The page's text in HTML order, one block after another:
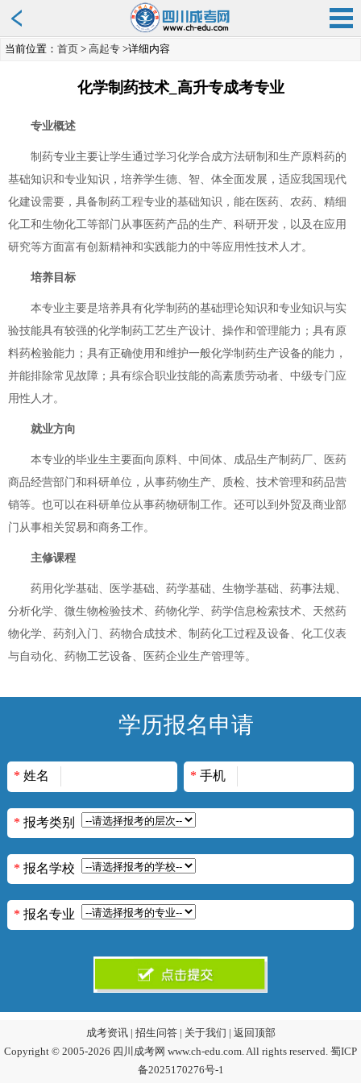
当前位置： 首页 > 高起专 >详细内容
化学制药技术_高升专成考专业
专业概述
制药专业主要让学生通过学习化学合成方法研制和生产原料药的
基础知识和专业知识，培养学生德、智、体全面发展，适应我国现代
化建设需要，具备制药工程专业的基础知识，能在医药、农药、精细
化工和生物化工等部门从事医药产品的生产、科研开发，以及在应用
研究等方面富有创新精神和实践能力的中等应用性技术人才。
培养目标
本专业主要是培养具有化学制药的基础理论知识和专业知识与实
验技能具有较强的化学制药工艺生产设计、操作和管理能力；具有原
料药检验能力；具有正确使用和维护一般化学制药生产设备的能力，
并能排除常见故障；具有综合职业技能的高素质劳动者、中级专门应
用性人才。
就业方向
本专业的毕业生主要面向原料、中间体、成品生产制药厂、医药
商品经营部门和科研单位，从事药物生产、质检、技术管理和药品营
销等。也可以在科研单位从事药物研制工作。还可以到外贸及商业部
门从事相关贸易和商务工作。
主修课程
药用化学基础、医学基础、药学基础、生物学基础、药事法规、
分析化学、微生物检验技术、药物化学、药学信息检索技术、天然药
物化学、药剂入门、药物合成技术、制药化工过程及设备、化工仪表
与自动化、药物工艺设备、医药企业生产管理等。
学历报名申请
* 姓名 * 手机
* 报考类别
* 报名学校
* 报名专业
成考资讯| 招生问答| 关于我们 | 返回顶部
Copyright © 2005-2026 四川成考网 www.ch-edu.com. All rights reserved. 蜀ICP
备2025170276号-1